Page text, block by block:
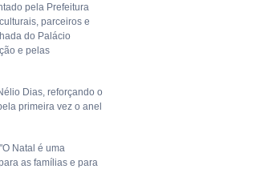
pela Prefeitura
parceiros e
do Palácio
e pelas
Dias, reforçando o
primeira vez o anel
Natal é uma
as famílias e para